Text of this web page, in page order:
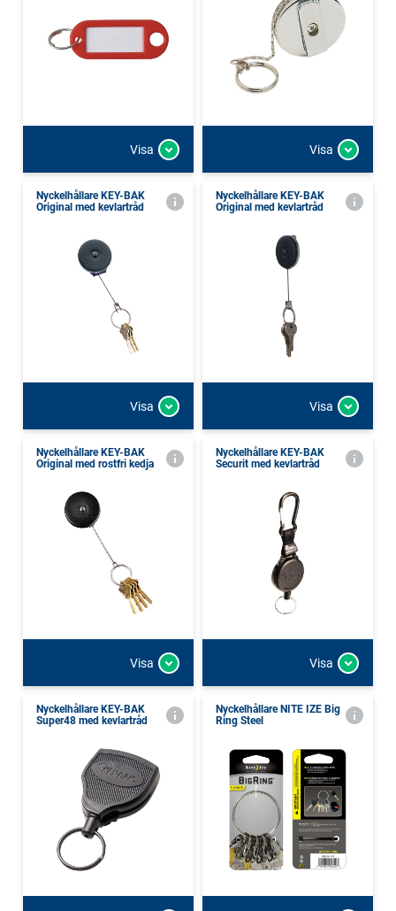
Visa Visa
Nyckelhållare KEY-BAK
Original med kevlartråd
Visa
Nyckelhållare KEY-BAK
Original med kevlartråd
Visa
Nyckelhållare KEY-BAK
Original med rostfri kedja
Visa
Nyckelhållare KEY-BAK
Securit med kevlartråd
Visa
Nyckelhållare KEY-BAK
Super48 med kevlartråd
Nyckelhållare NITE IZE Big
Ring Steel